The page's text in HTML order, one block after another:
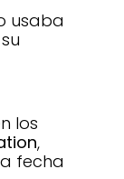
usaba
los
,
fecha